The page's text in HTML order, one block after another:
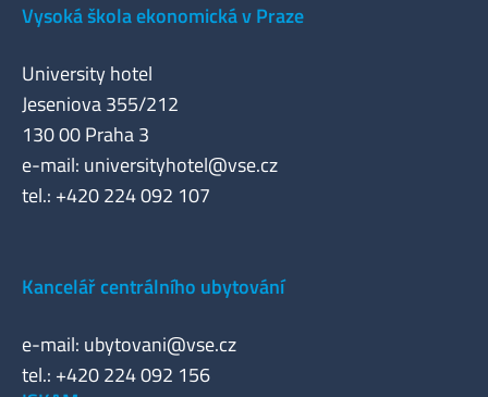
Vysoká škola ekonomická v Praze
University hotel
Jeseniova 355/212
130 00 Praha 3
e-mail: universityhotel@vse.cz
tel.: +420 224 092 107
Kancelář centrálního ubytování
e-mail: ubytovani@vse.cz
tel.: +420 224 092 156